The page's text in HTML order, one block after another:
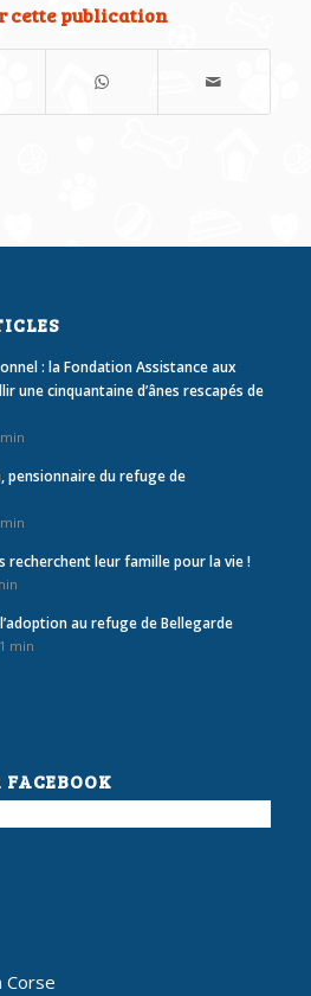
cette publication
: la Fondation Assistance aux
une cinquantaine d’ânes rescapés de
pensionnaire du refuge de
recherchent leur famille pour la vie !
au refuge de Bellegarde
min
Corse